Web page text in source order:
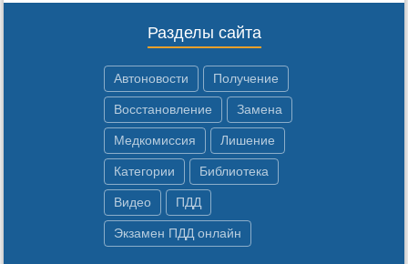
Разделы сайта
Автоновости Получение
Восстановление Замена
Медкомиссия Лишение
Категории Библиотека
Видео ПДД
Экзамен ПДД онлайн